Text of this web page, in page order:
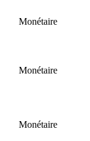
Monétaire
Monétaire
Monétaire